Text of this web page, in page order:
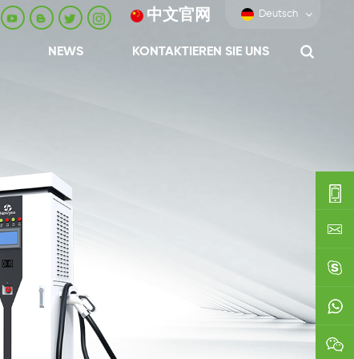
中文官网 Deutsch
NEWS KONTAKTIEREN SIE UNS
0086-
0592-